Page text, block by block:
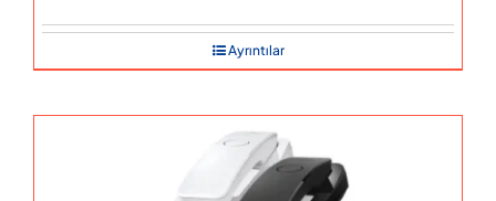
Ayrıntılar